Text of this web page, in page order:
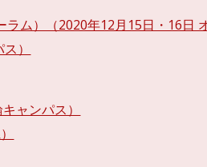
ム）（2020年12月15日・16日
）
ャンパス）